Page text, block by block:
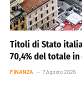
Titoli di Stato
70,4% del totale
FINANZA 7 Agosto 2026